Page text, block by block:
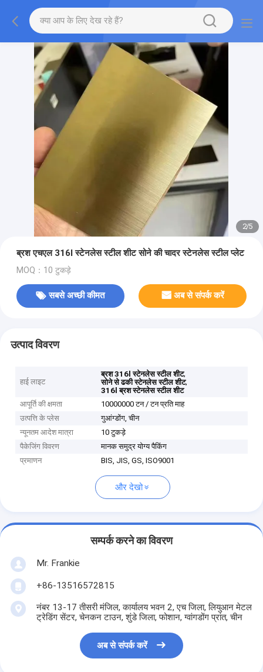
2/5
ब्रश एचएल 316l स्टेनलेस स्टील शीट सोने की चादर स्टेनलेस स्टील प्लेट
MOQ：10 टुकड़े
सबसे अच्छी कीमत अब से संपर्क करें
उत्पाद विवरण
हाई लाइट
ब्रश 316l स्टेनलेस स्टील शीट,
सोने से ढकी स्टेनलेस स्टील शीट,
316l ब्रश स्टेनलेस स्टील शीट
आपूर्ति की क्षमता
10000000 टन / टन प्रति माह
उत्पत्ति के प्लेस
गुआंग्डोंग, चीन
न्यूनतम आदेश मात्रा
10 टुकड़े
पैकेजिंग विवरण
मानक समुद्र योग्य पैकिंग
प्रमाणन
BIS, JIS, GS, ISO9001
और देखो
सम्पर्क करने का विवरण
Mr. Frankie
+86-13516572815
नंबर 13-17 तीसरी मंजिल, कार्यालय भवन 2, एच जिला, लियुआन मेटल
ट्रेडिंग सेंटर, चेनकन टाउन, शुंडे जिला, फोशान, ग्वांगडोंग प्रांत, चीन
अब से संपर्क करें